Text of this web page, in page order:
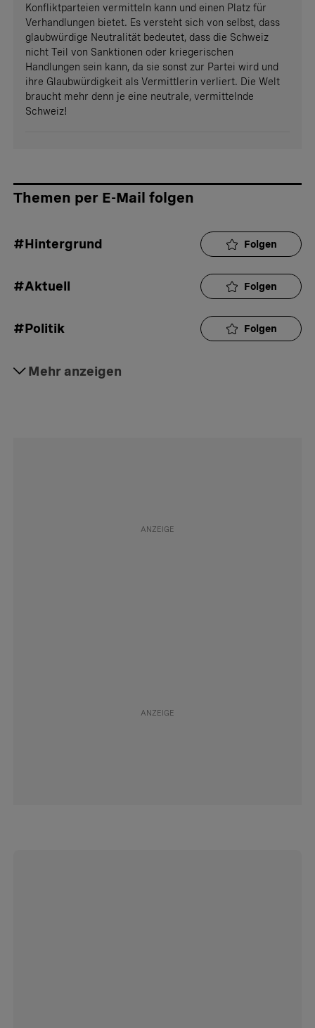
Konfliktparteien vermitteln kann und einen Platz für
Verhandlungen bietet. Es versteht sich von selbst, dass
glaubwürdige Neutralität bedeutet, dass die Schweiz
nicht Teil von Sanktionen oder kriegerischen
Handlungen sein kann, da sie sonst zur Partei wird und
ihre Glaubwürdigkeit als Vermittlerin verliert. Die Welt
braucht mehr denn je eine neutrale, vermittelnde
Schweiz!
Themen per E-Mail folgen
#Hintergrund Folgen
#Aktuell Folgen
#Politik Folgen
Mehr anzeigen
#Justiz